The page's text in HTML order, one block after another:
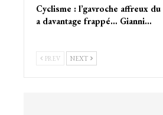
Cyclisme : l’gavroche affreux
a davantage frappé… Gianni…
PREV NEXT